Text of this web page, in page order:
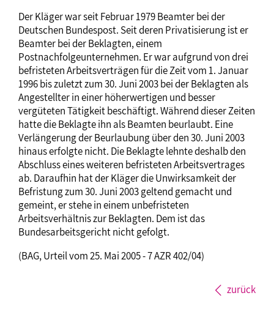
Der Kläger war seit Februar 1979 Beamter bei der
Deutschen Bundespost. Seit deren Privatisierung ist er
Beamter bei der Beklagten, einem
Postnachfolgeunternehmen. Er war aufgrund von drei
befristeten Arbeitsverträgen für die Zeit vom 1. Januar
1996 bis zuletzt zum 30. Juni 2003 bei der Beklagten als
Angestellter in einer höherwertigen und besser
vergüteten Tätigkeit beschäftigt. Während dieser Zeiten
hatte die Beklagte ihn als Beamten beurlaubt. Eine
Verlängerung der Beurlaubung über den 30. Juni 2003
hinaus erfolgte nicht. Die Beklagte lehnte deshalb den
Abschluss eines weiteren befristeten Arbeitsvertrages
ab. Daraufhin hat der Kläger die Unwirksamkeit der
Befristung zum 30. Juni 2003 geltend gemacht und
gemeint, er stehe in einem unbefristeten
Arbeitsverhältnis zur Beklagten. Dem ist das
Bundesarbeitsgericht nicht gefolgt.
(BAG, Urteil vom 25. Mai 2005 - 7 AZR 402/04)
zurück